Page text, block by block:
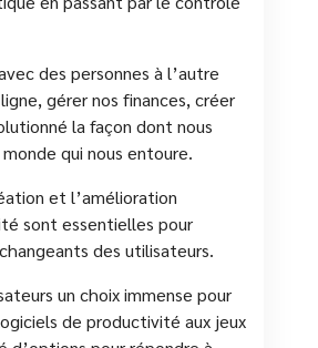
des personnes à l’autre
gérer nos finances, créer
la façon dont nous
qui nous entoure.
et l’amélioration
sont essentielles pour
des utilisateurs.
un choix immense pour
de productivité aux jeux